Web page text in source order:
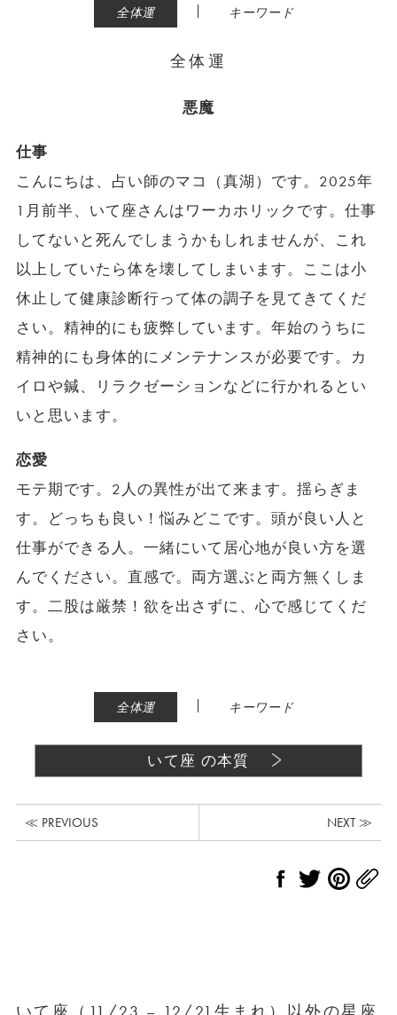
全体運 | キーワード
全体運
悪魔
仕事
こんにちは、占い師のマコ（真湖）です。2025年
1月前半、いて座さんはワーカホリックです。仕事
してないと死んでしまうかもしれませんが、これ
以上していたら体を壊してしまいます。ここは小
休止して健康診断行って体の調子を見てきてくだ
さい。精神的にも疲弊しています。年始のうちに
精神的にも身体的にメンテナンスが必要です。カ
イロや鍼、リラクゼーションなどに行かれるとい
いと思います。
恋愛
モテ期です。2人の異性が出て来ます。揺らぎま
す。どっちも良い！悩みどこです。頭が良い人と
仕事ができる人。一緒にいて居心地が良い方を選
んでください。直感で。両方選ぶと両方無くしま
す。二股は厳禁！欲を出さずに、心で感じてくだ
さい。
全体運 | キーワード
いて座 の本質
≪ PREVIOUS NEXT ≫